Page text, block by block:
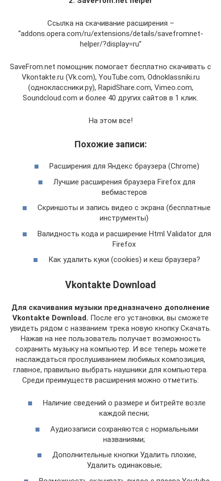
Ссылка на скачивание расширения –
“addons.opera.com/ru/extensions/details/savefromnet-
helper/?display=ru”
SaveFrom.net помощник помогает бесплатно скачивать с
Vkontakte.ru (Vk.com), YouTube.com, Odnoklassniki.ru
(одноклассники.ру), RapidShare.com, Vimeo.com,
Soundcloud.com и более 40 других сайтов в 1 клик.
На этом все!
Похожие записи:
Расширения для Яндекс браузера (Chrome)
Лучшие расширения браузера Firefox для
вебмастеров
Скриншоты и запись видео с экрана (бесплатные
инструменты)
Валидность кода и расширение Html Validator для
Firefox
Как удалить куки (cookies) и кеш браузера?
Vkontakte Download‎
Для скачивания музыки предназначено дополнение
Vkontakte Download‎. После его установки, вы сможете
увидеть рядом с названием трека новую кнопку Скачать.
Нажав на нее пользователь получает возможность
сохранить музыку на компьютер. И все теперь можете
наслаждаться прослушиванием любимых композиция,
главное, правильно выбрать наушники для компьютера.
Среди преимуществ расширения можно отметить:
Наличие сведений о размере и битрейте возле
каждой песни;
Аудиозаписи сохраняются с нормальными
названиями;
Дополнительные кнопки Удалить плохие,
Удалить одинаковые;